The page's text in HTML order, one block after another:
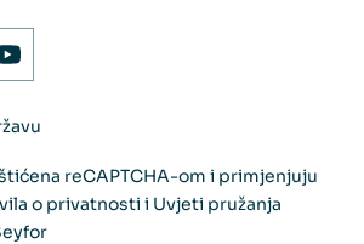
reCAPTCHA-om i primjenjuju
o privatnosti i Uvjeti pružanja